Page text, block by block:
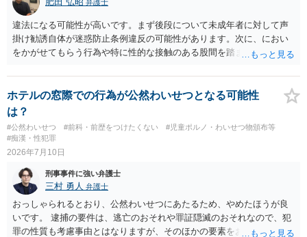
しょう。 【質問２】 見せようと思っていないことは，服を着たりする
行為から明らかです。したがいまして，注意を受けることさえありま
せん。まして，刑罰として罰せられることもありません。 【質問３】
以上のように犯罪の嫌疑が否定されますから，逮捕勾留される可能性
が成立することが前提ですので，不起訴とする理由としても前提を欠
いています。不起訴にするにしても，不起訴の可能性はありません。
あえて不起訴の理由を挙げるなら，「嫌疑不十分」か「嫌疑なし」で
す。
弁護士
違法になる可能性が高いです。まず後段について未成年者に対して声
掛け勧誘自体が迷惑防止条例違反の可能性があります。次に、におい
をかがせてもらう行為や特に性的な接触のある股間を踏ませる行為
条例違反などに該当する可能性が高いです。ご参考にしてください。
ホテルの窓際での行為が公然わいせつとなる可能性
は？
#公然わいせつ #前科・前歴をつけたくない
#児童ポルノ・わいせつ物頒布等
#痴漢・性犯罪
2026年7月10日
刑事事件に強い弁護士
三村 勇人 弁護士
おっしゃられるとおり、公然わいせつにあたるため、やめたほうが良
いです。 逮捕の要件は、逃亡のおそれや罪証隠滅のおそれなので、犯
罪の性質も考慮事由とはなりますが、そのほかの要素をお聞きしなけ